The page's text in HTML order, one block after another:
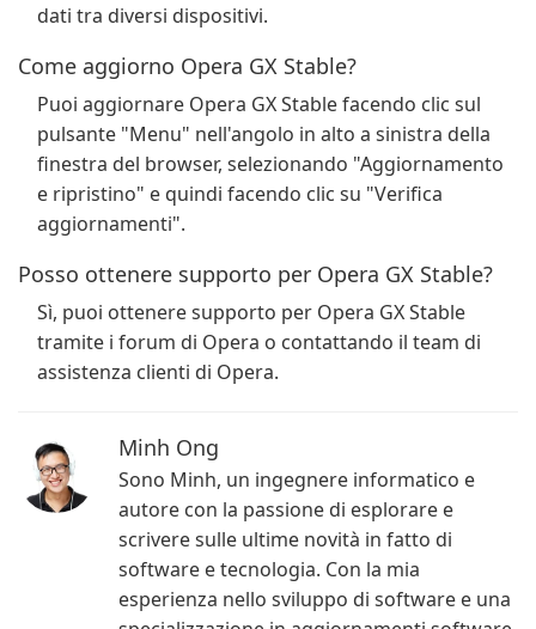
dati tra diversi dispositivi.
Come aggiorno Opera GX Stable?
Puoi aggiornare Opera GX Stable facendo clic sul
pulsante "Menu" nell'angolo in alto a sinistra della
finestra del browser, selezionando "Aggiornamento
e ripristino" e quindi facendo clic su "Verifica
aggiornamenti".
Posso ottenere supporto per Opera GX Stable?
Sì, puoi ottenere supporto per Opera GX Stable
tramite i forum di Opera o contattando il team di
assistenza clienti di Opera.
Minh Ong
Sono Minh, un ingegnere informatico e
autore con la passione di esplorare e
scrivere sulle ultime novità in fatto di
software e tecnologia. Con la mia
esperienza nello sviluppo di software e una